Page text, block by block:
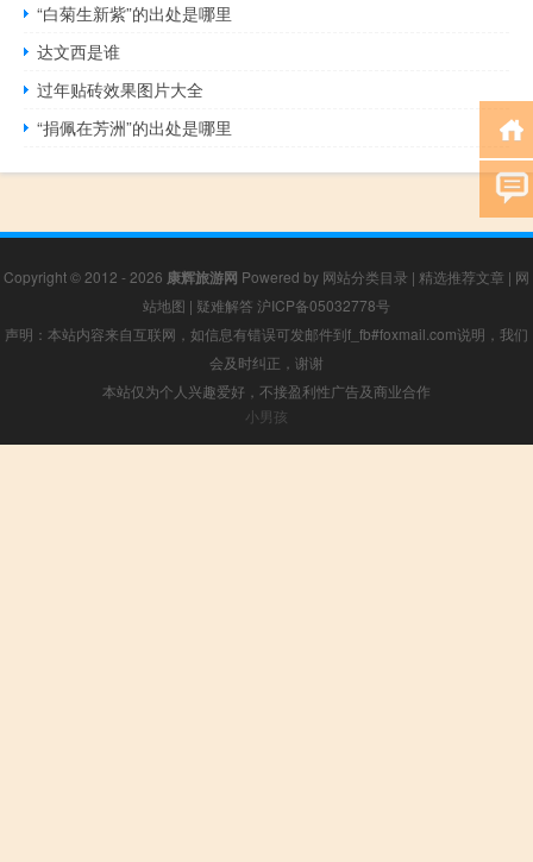
“白菊生新紫”的出处是哪里
达文西是谁
过年贴砖效果图片大全
“捐佩在芳洲”的出处是哪里
Copyright © 2012 - 2026 康辉旅游网 Powered by 网站分类目录 | 精选推荐文章 | 网
站地图 | 疑难解答 沪ICP备05032778号
声明：本站内容来自互联网，如信息有错误可发邮件到f_fb#foxmail.com说明，我们
会及时纠正，谢谢
本站仅为个人兴趣爱好，不接盈利性广告及商业合作
小男孩